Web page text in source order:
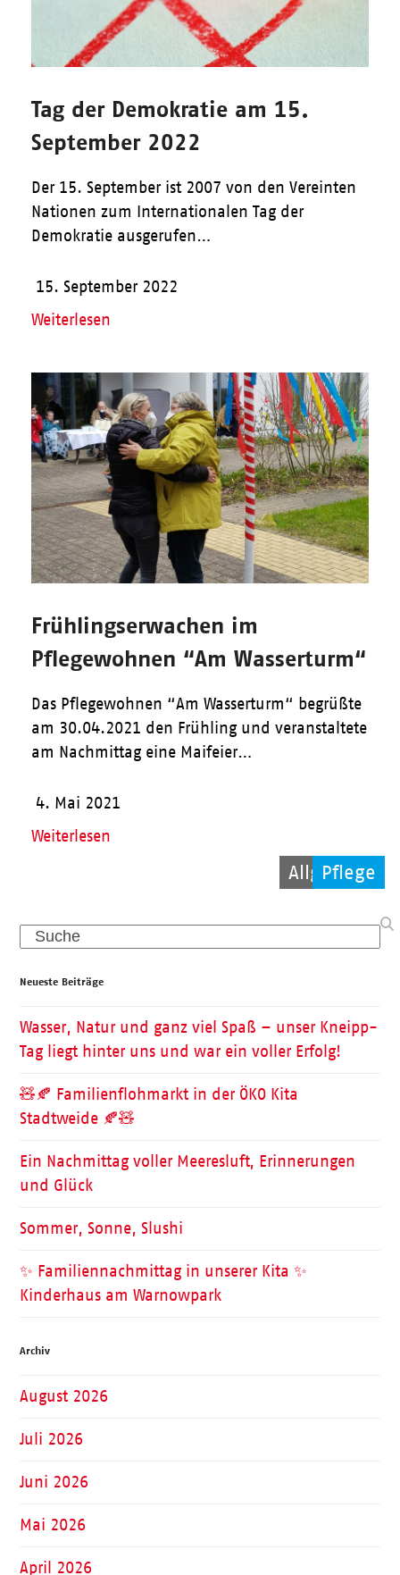
Allgemein
Allgemein
Tag der Demokratie am 15.
September 2022
Der 15. September ist 2007 von den Vereinten
Nationen zum Internationalen Tag der
Demokratie ausgerufen…
15. September 2022
Weiterlesen
Pflege
Frühlingserwachen im
Pflegewohnen “Am Wasserturm“
Das Pflegewohnen “Am Wasserturm“ begrüßte
am 30.04.2021 den Frühling und veranstaltete
am Nachmittag eine Maifeier…
4. Mai 2021
Weiterlesen
Search
Neueste Beiträge
Wasser, Natur und ganz viel Spaß – unser Kneipp-
Tag liegt hinter uns und war ein voller Erfolg!
🧸🍂 Familienflohmarkt in der ÖKO Kita
Stadtweide 🍂🧸
Ein Nachmittag voller Meeresluft, Erinnerungen
und Glück
Sommer, Sonne, Slushi
✨ Familiennachmittag in unserer Kita ✨
Kinderhaus am Warnowpark
Archiv
August 2026
Juli 2026
Juni 2026
Mai 2026
April 2026